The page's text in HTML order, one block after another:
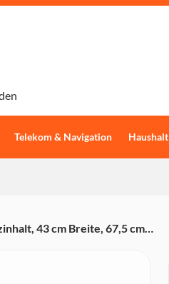
Telekom & Navigation
43 cm Breite, 67,5 cm